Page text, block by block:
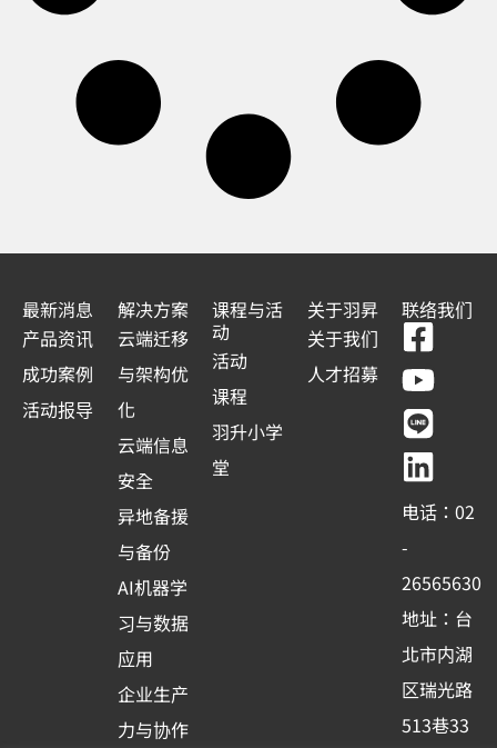
最新消息
产品资讯
成功案例
活动报导
解决方案
云端迁移
与架构优
化
云端信息
安全
异地备援
与备份
AI机器学
习与数据
应用
企业生产
力与协作
课程与活
动
活动
课程
羽升小学
堂
关于羽昇
关于我们
人才招募
联络我们
F
a
c
e
b
o
o
k
-
s
q
u
a
Y
o
u
t
u
b
e
L
i
n
e
L
i
n
k
e
d
i
n
电话：02
-
26565630
地址：台
北市内湖
区瑞光路
513巷33